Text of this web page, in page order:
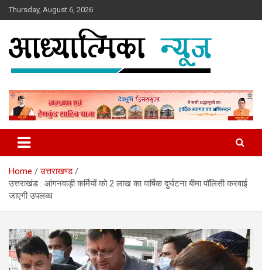
Skip
to
Thursday, August 6, 2026
Aadhyatmika News
Home
उत्तराखण्ड
उत्तराखंड : आंगनवाड़ी कर्मियों को 2 लाख का वार्षिक दुर्घटना बीमा पॉलिसी करवाई
जाएगी उपलब्ध